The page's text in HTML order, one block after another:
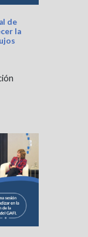
de
la